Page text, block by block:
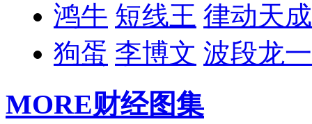
鸿牛 短线王 律动天成
狗蛋 李博文 波段龙一
MORE财经图集